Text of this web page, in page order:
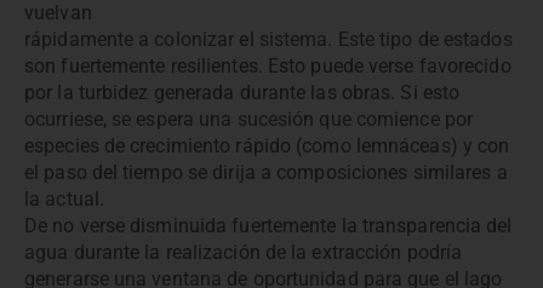
vuelvan
rápidamente a colonizar el sistema. Este tipo de estados
son fuertemente resilientes. Esto puede verse favorecido
por la turbidez generada durante las obras. Si esto
ocurriese, se espera una sucesión que comience por
especies de crecimiento rápido (como lemnáceas) y con
el paso del tiempo se dirija a composiciones similares a
la actual.
De no verse disminuida fuertemente la transparencia del
agua durante la realización de la extracción podría
generarse una ventana de oportunidad para que el lago